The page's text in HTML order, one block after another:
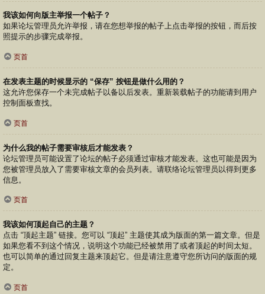
我该如何向版主举报一个帖子？
如果论坛管理员允许举报，请在您想举报的帖子上点击举报的按钮，而后按
照提示的步骤完成举报。
页首
在发表主题的时候显示的 “保存” 按钮是做什么用的？
这允许您保存一个未完成帖子以备以后发表。重新装载帖子的功能请到用户
控制面板查找。
页首
为什么我的帖子需要审核后才能发表？
论坛管理员可能设置了论坛的帖子必须通过审核才能发表。这也可能是因为
您被管理员放入了需要审核文章的会员列表。请联络论坛管理员以得到更多
信息。
页首
我该如何顶起自己的主题？
点击 “顶起主题” 链接。您可以 “顶起” 主题使其成为版面的第一篇文章。但是
如果您看不到这个情况，说明这个功能已经被禁用了或者顶起的时间太短。
也可以简单的通过回复主题来顶起它。但是请注意遵守您所访问的版面的规
定。
页首